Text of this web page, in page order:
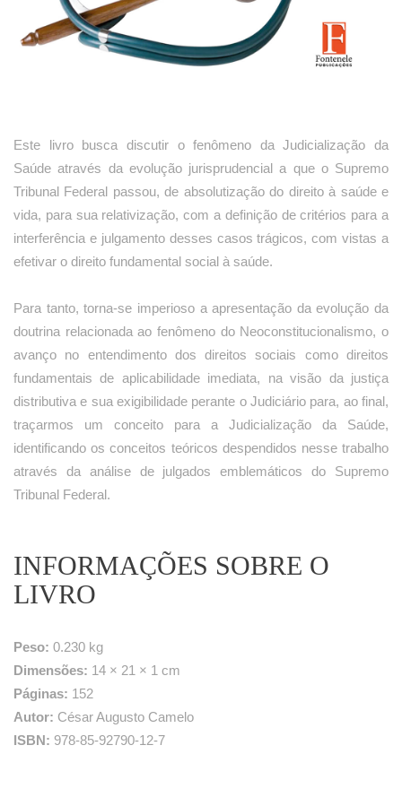
Este livro busca discutir o fenômeno da Judicialização da
Saúde através da evolução jurisprudencial a que o Supremo
Tribunal Federal passou, de absolutização do direito à saúde e
vida, para sua relativização, com a definição de critérios para a
interferência e julgamento desses casos trágicos, com vistas a
efetivar o direito fundamental social à saúde.
Para tanto, torna-se imperioso a apresentação da evolução da
doutrina relacionada ao fenômeno do Neoconstitucionalismo, o
avanço no entendimento dos direitos sociais como direitos
fundamentais de aplicabilidade imediata, na visão da justiça
distributiva e sua exigibilidade perante o Judiciário para, ao final,
traçarmos um conceito para a Judicialização da Saúde,
identificando os conceitos teóricos despendidos nesse trabalho
através da análise de julgados emblemáticos do Supremo
Tribunal Federal.
INFORMAÇÕES SOBRE O
LIVRO
Peso: 0.230 kg
Dimensões: 14 × 21 × 1 cm
Páginas: 152
Autor: César Augusto Camelo
ISBN: 978-85-92790-12-7